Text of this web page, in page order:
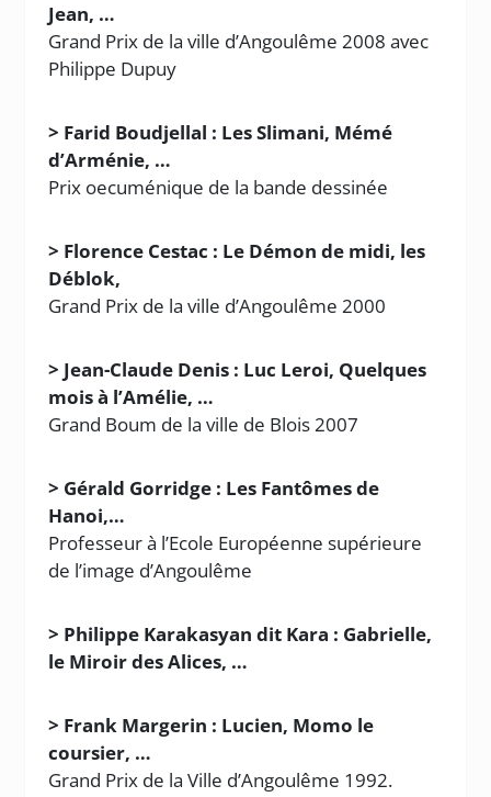
Jean, …
Grand Prix de la ville d’Angoulême 2008 avec
Philippe Dupuy
> Farid Boudjellal : Les Slimani, Mémé
d’Arménie, …
Prix oecuménique de la bande dessinée
> Florence Cestac : Le Démon de midi, les
Déblok,
Grand Prix de la ville d’Angoulême 2000
> Jean-Claude Denis : Luc Leroi, Quelques
mois à l’Amélie, …
Grand Boum de la ville de Blois 2007
> Gérald Gorridge : Les Fantômes de
Hanoi,…
Professeur à l’Ecole Européenne supérieure
de l’image d’Angoulême
> Philippe Karakasyan dit Kara : Gabrielle,
le Miroir des Alices, …
> Frank Margerin : Lucien, Momo le
coursier, …
Grand Prix de la Ville d’Angoulême 1992.